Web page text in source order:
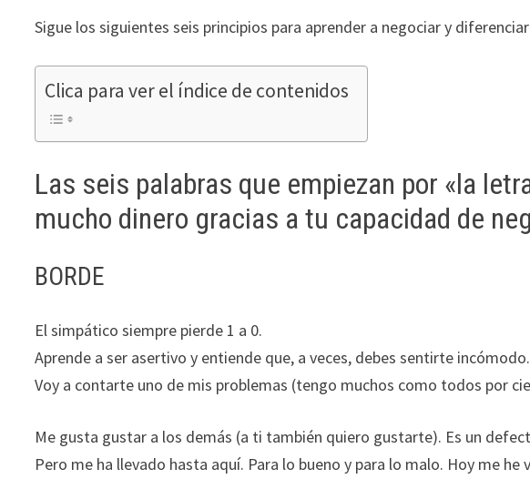
Sigue los siguientes seis principios para aprender a negociar y
Clica para ver el índice de contenidos
Las seis palabras que empiezan por «la
mucho dinero gracias a tu capacidad de
BORDE
El simpático siempre pierde 1 a 0.
Aprende a ser asertivo y entiende que, a veces, debes sentirte
Voy a contarte uno de mis problemas (tengo muchos como todos por
Me gusta gustar a los demás (a ti también quiero gustarte). Es un
Pero me ha llevado hasta aquí. Para lo bueno y para lo malo. Hoy me